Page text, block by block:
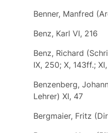
Benner, Manfred
Benz, Karl VI, 216
Benz, Richard
IX, 250; X, 143ff.;
Benzenberg,
Lehrer) XI, 47
Bergmaier, Fritz